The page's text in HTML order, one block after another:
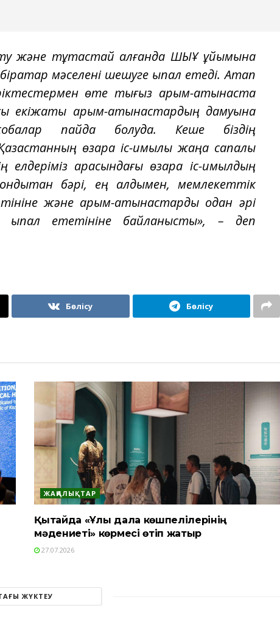
және тұтастай алғанда ШЫҰ ұйымына
мәселені шешуге ықпал етеді. Атап
өте тығыз қарым-қатынаста
екіжақты қарым-қатынастардың дамуына
пайда болуда. Кеше біздің
өзара іс-қимылы жаңа сапалы
елдеріміз арасындағы өзара іс-қимылдың
бәрі, ең алдымен, мемлекеттік
және қарым-қатынастарды одан әрі
ететініне байланысты», – деп
Бөлісу Бөлісу
ЖАҢАЛЫҚТАР
Қытайда «Ұлы дала көшпелілерінің
мәдениеті» көрмесі өтіп жатыр
27.07.2026
ЖҮКТЕУ